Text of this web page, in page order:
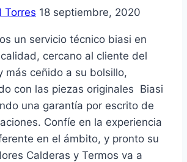
Torres 18 septiembre, 2020
un servicio técnico biasi en
cercano al cliente del
más ceñido a su bolsillo,
con las piezas originales Biasi
una garantía por escrito de
Confíe en la experiencia
en el ámbito, y pronto su
Calderas y Termos va a